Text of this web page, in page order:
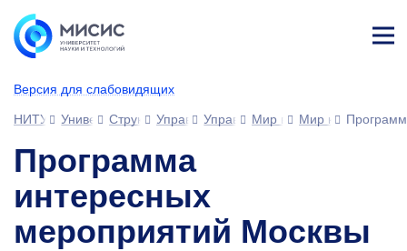
Версия для слабовидящих
ине
НИТУ МИСИСУниверситетСтруктура университета
УправленияУправление развития
Мир возможностей
Мир культуры
Программа
интересных
мероприятий Москвы